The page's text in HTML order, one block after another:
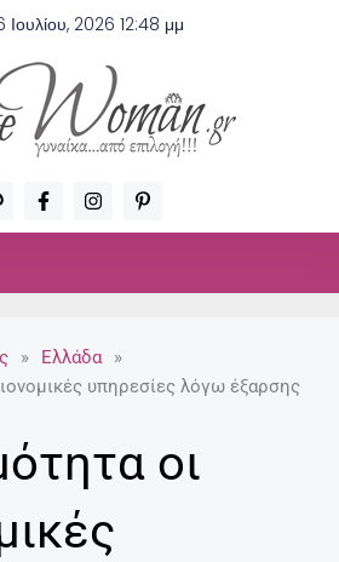
Ιουλίου, 2026 12:48 μμ
F
a
c
-
f
I
n
s
P
i
n
p
» Ελλάδα
»
υπηρεσίες λόγω έξαρσης
οι